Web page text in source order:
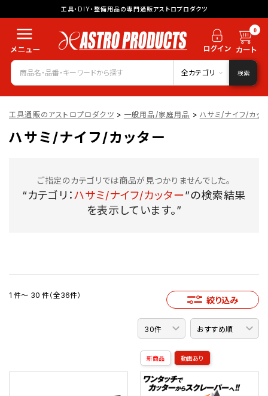
工具・DIY・整備用品の専門通販アストロプロダクツ
0
全カテゴリ 検索
工具通販のアストロプロダクツ > 一般用品/家庭用品 > ハサミ/ナイフ/カッ
ハサミ/ナイフ/カッター
ご指定のカテゴリでは商品が見つかりませんでした。
“カテゴリ：ハサミ/ナイフ/カッター”の検索結果
を表示しています。”
1 件～ 30 件（全36件） 絞り込み
新商品 動画あり